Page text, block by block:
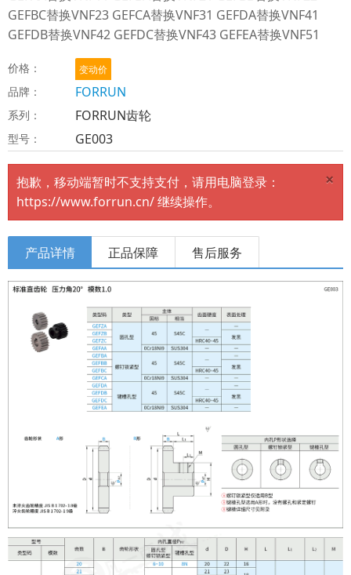
GEFBC替换VNF23 GEFCA替换VNF31 GEFDA替换VNF41
GEFDB替换VNF42 GEFDC替换VNF43 GEFEA替换VNF51
价格： 变动价
品牌： FORRUN
系列： FORRUN齿轮
型号： GE003
×
抱歉，移动端暂时不支持支付，请用电脑登录：
https://www.forrun.cn/ 继续操作。
产品详情 正品保障 售后服务